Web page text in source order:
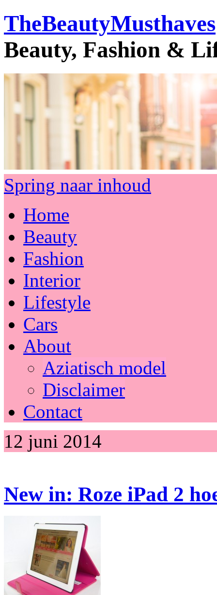
TheBeautyMusthaves
Beauty, Fashion &
Spring naar inhoud
Home
Beauty
Fashion
Interior
Lifestyle
Cars
About
Aziatisch model
Disclaimer
Contact
12 juni 2014
New in: Roze iPad 2